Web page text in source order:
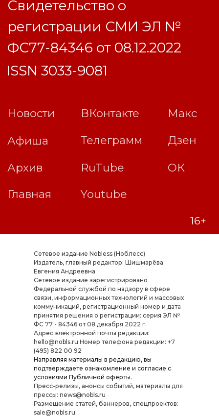
Сетевое издание Nobless (Ноблесс)
Издатель, главный редактор: Шишмарёва
Евгения Андреевна
Cетевое издание зарегистрировано
Федеральной службой по надзору в сфере
связи, информационных технологий и массовых
коммуникаций, регистрационный номер и дата
принятия решения о регистрации: серия ЭЛ №
ФС 77 - 84346 от 08 декабря 2022 г.
Адрес электронной почты редакции:
hello@nobls.ru Номер телефона редакции: +7
(495) 822 00 92
Направляя материалы в редакцию, вы
подтверждаете ознакомление и согласие с
условиями Публичной оферты.
Пресс-релизы, анонсы событий, материалы для
прессы: news@nobls.ru
Размещение статей, баннеров, спецпроектов:
sale@nobls.ru